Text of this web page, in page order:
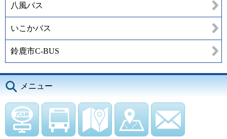
八風バス
いこかバス
鈴鹿市C-BUS
メニュー